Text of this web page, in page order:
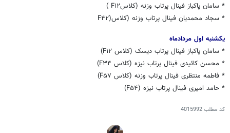
* سامان پاکباز فینال پرتاب وزنه (کلاسF۱۲ )
* سجاد محمدیان فینال پرتاب وزنه (کلاس(F۴۲
یکشنبه اول مردادماه
* سامان پاکباز فینال پرتاب دیسک (کلاس F۱۲)
* محسن کائیدی فینال پرتاب نیزه (کلاس F۳۴)
* فاطمه منتظری فینال پرتاب وزنه (کلاس F۵۷)
* حامد امیری فینال پرتاب نیزه (F۵۴)
کد مطلب4015992